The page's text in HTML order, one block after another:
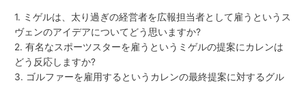
1. ミゲルは、太り過ぎの経営者を広報担当者として雇うというス
ヴェンのアイデアについてどう思いますか?
2. 有名なスポーツスターを雇うというミゲルの提案にカレンは
どう反応しますか?
3. ゴルファーを雇用するというカレンの最終提案に対するグル